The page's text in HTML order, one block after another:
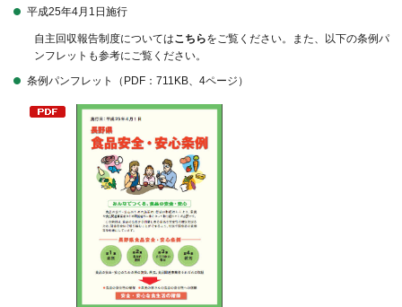
平成25年4月1日施行
自主回収報告制度についてはこちらをご覧ください。また、以下の条例パ
ンフレットも参考にご覧ください。
条例パンフレット（PDF：711KB、4ページ）